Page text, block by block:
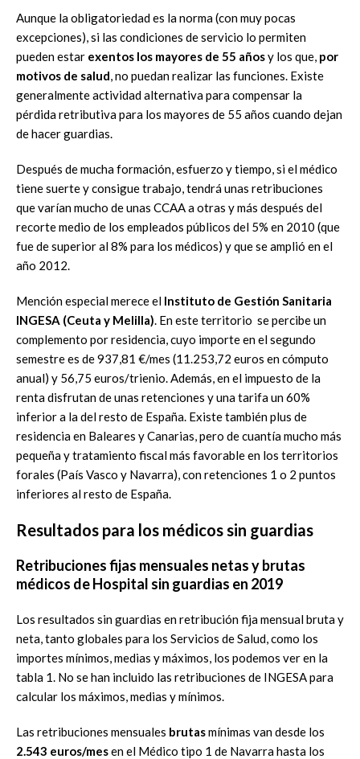
Aunque la obligatoriedad es la norma (con muy pocas
excepciones), si las condiciones de servicio lo permiten
pueden estar exentos los mayores de 55 añosy los que, por
motivos de salud, no puedan realizar las funciones. Existe
generalmente actividad alternativa para compensar la
pérdida retributiva para los mayores de 55 años cuando dejan
de hacer guardias.
Después de mucha formación, esfuerzo y tiempo, si el médico
tiene suerte y consigue trabajo, tendrá unas retribuciones
que varían mucho de unas CCAA a otras y más después del
recorte medio de los empleados públicos del 5% en 2010 (que
fue de superior al 8% para los médicos) y que se amplió en el
año 2012.
Mención especial merece el Instituto de Gestión Sanitaria
INGESA (Ceuta y Melilla). En este territorio se percibe un
complemento por residencia, cuyo importe en el segundo
semestre es de 937,81 €/mes (11.253,72 euros en cómputo
anual) y 56,75 euros/trienio. Además, en el impuesto de la
renta disfrutan de unas retenciones y una tarifa un 60%
inferior a la del resto de España. Existe también plus de
residencia en Baleares y Canarias, pero de cuantía mucho más
pequeña y tratamiento fiscal más favorable en los territorios
forales (País Vasco y Navarra), con retenciones 1 o 2 puntos
inferiores al resto de España.
Resultados para los médicos sin guardias
Retribuciones fijas mensuales netas y brutas
médicos de Hospital sin guardias en 2019
Los resultados sin guardias en retribución fija mensual bruta y
neta, tanto globales para los Servicios de Salud, como los
importes mínimos, medias y máximos, los podemos ver en la
tabla 1. No se han incluido las retribuciones de INGESA para
calcular los máximos, medias y mínimos.
Las retribuciones mensuales brutasmínimas van desde los
2.543 euros/mesen el Médico tipo 1 de Navarra hasta los